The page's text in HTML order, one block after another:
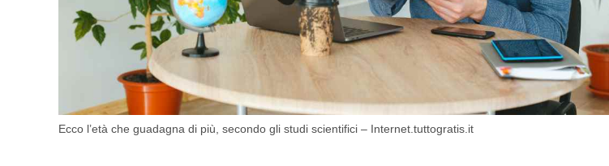
Ecco l’età che guadagna di più, secondo gli studi scientifici – Internet.tuttogratis.it